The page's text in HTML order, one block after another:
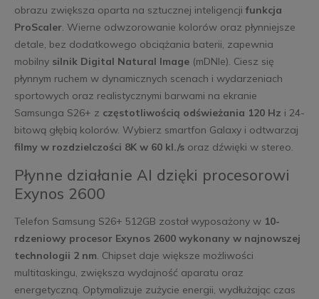
obrazu zwiększa oparta na sztucznej inteligencjifunkcja
ProScaler. Wierne odwzorowanie kolorów oraz płynniejsze
detale, bez dodatkowego obciążania baterii, zapewnia
mobilny silnik Digital Natural Image(mDNIe). Ciesz się
płynnym ruchem w dynamicznych scenach i wydarzeniach
sportowych oraz realistycznymi barwami na ekranie
Samsunga S26+ z częstotliwością odświeżania 120 Hz i 24-
bitową głębią kolorów. Wybierz smartfon Galaxy i odtwarzaj
filmy w rozdzielczości 8K w 60 kl./soraz dźwięki w stereo.
Płynne działanie AI dzięki procesorowi
Exynos 2600
Telefon Samsung S26+ 512GB został wyposażony w 10-
rdzeniowy procesor Exynos 2600 wykonany w najnowszej
technologii 2 nm. Chipset daje większe możliwości
multitaskingu, zwiększa wydajność aparatu oraz
energetyczną. Optymalizuje zużycie energii, wydłużając czas